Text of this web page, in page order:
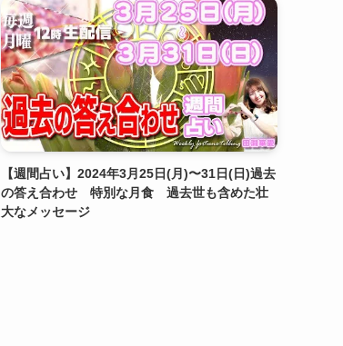
【週間占い】2024年3月25日(月)〜31日(日)過去
の答え合わせ 特別な月食 過去世も含めた壮
大なメッセージ